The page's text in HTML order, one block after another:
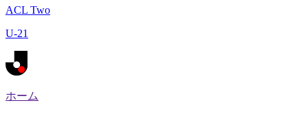
ACL Two
U-21
ホーム